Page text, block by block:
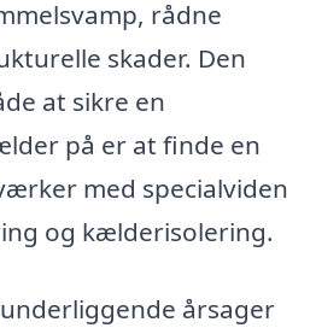
rådne
skader. Den
at sikre en
på er at finde en
med specialviden
og kælderisolering.
årsager